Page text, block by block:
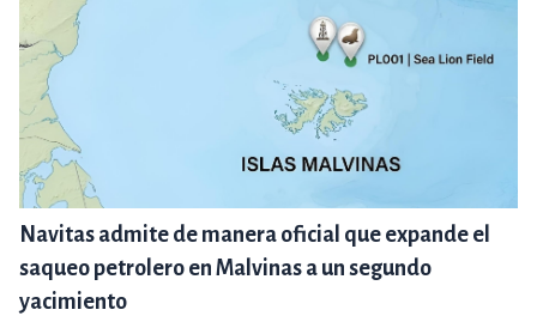
Navitas admite de manera oficial que expande el
saqueo petrolero en Malvinas a un segundo
yacimiento